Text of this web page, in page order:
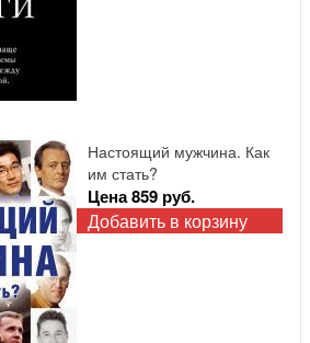
Настоящий мужчина. Как
им стать?
Цена 859 руб.
Добавить в корзину